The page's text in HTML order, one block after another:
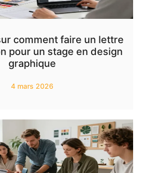
comment faire un lettre
pour un stage en design
graphique
4 mars 2026